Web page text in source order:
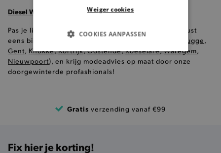
Diesel Widee in onze winkels
Pas je liever je kleren voor je ze koopt, kom dan gerust
eens binnen in één van onze
Brugge ,
Gent, Knokke,Kortrijk,Oostende,Roeselare,Waregem,
Nieuwpoort), en krijg modeadvies op maat door onze
doorgewinterde profashionals!
Gratis verzending vanaf €99
Fix hier je korting!
Weiger cookies
COOKIES AANPASSEN
BASIS COOKIES
ANALYTISCHE